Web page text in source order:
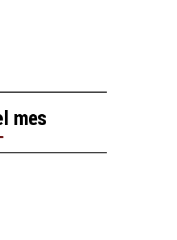
mes